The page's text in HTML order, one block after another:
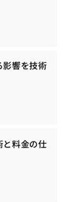
影響を技術
料金の仕